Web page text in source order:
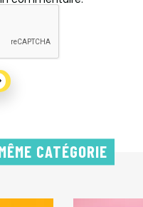
CATÉGORIE